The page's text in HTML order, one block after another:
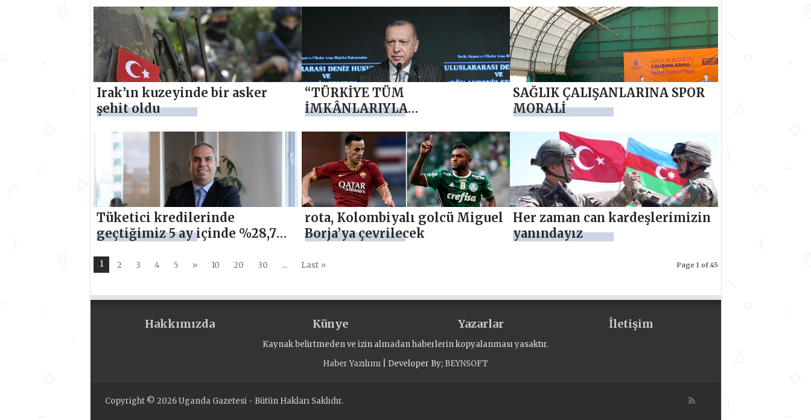
Irak’ın kuzeyinde bir asker
şehit oldu
“TÜRKİYE TÜM
İMKÂNLARIYLA
OLMAYI SÜRDÜRECEK”
SAĞLIK ÇALIŞANLARINA SPOR
MORALİ
Tüketici kredilerinde
geçtiğimiz 5 ay içinde %28,7
rota, Kolombiyalı golcü Miguel
Borja’ya çevrilecek
Her zaman can kardeşlerimizin
yanındayız
Page 1 of 45
1 2 3 4 5 » 10 20 30 ... Last »
Hakkımızda Künye Yazarlar İletişim
Kaynak belirtmeden ve izin almadan haberlerin kopyalanması yasaktır.
Haber Yazılımı | Developer By; BEYNSOFT
Copyright © 2026 Uganda Gazetesi - Bütün Hakları Saklıdır.